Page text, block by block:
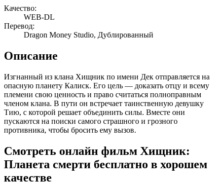
Качество:
WEB-DL
Перевод:
Dragon Money Studio, Дублированный
Описание
Изгнанный из клана Хищник по имени Дек отправляется на
опасную планету Калиск. Его цель — доказать отцу и всему
племени свою ценность и право считаться полноправным
членом клана. В пути он встречает таинственную девушку
Тию, с которой решает объединить силы. Вместе они
пускаются на поиски самого страшного и грозного
противника, чтобы бросить ему вызов.
Смотреть онлайн фильм Хищник:
Планета смерти бесплатно в хорошем
качестве